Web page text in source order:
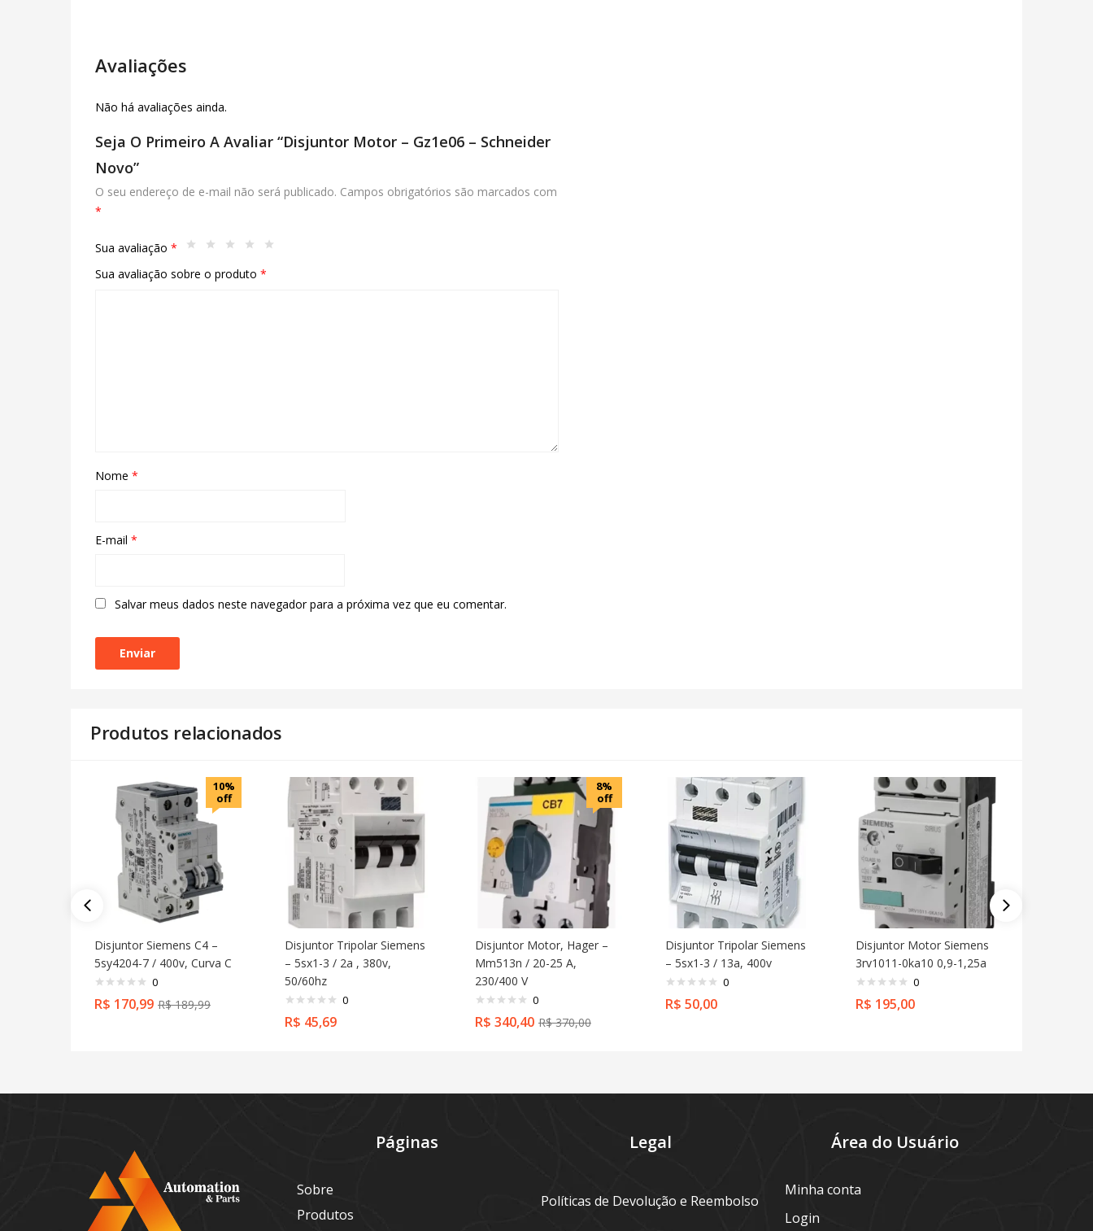
Avaliações
Não há avaliações ainda.
Seja O Primeiro A Avaliar “Disjuntor Motor – Gz1e06 – Schneider
Novo”
O seu endereço de e-mail não será publicado. Campos obrigatórios são marcados com
*
Sua avaliação *
Sua avaliação sobre o produto *
Nome *
E-mail *
Salvar meus dados neste navegador para a próxima vez que eu comentar.
Produtos relacionados
10%
off
Disjuntor Siemens C4 –
5sy4204-7 / 400v, Curva C
0
R$ 170,99 R$189,99
Disjuntor Tripolar Siemens
– 5sx1-3 / 2a , 380v,
50/60hz
0
R$ 45,69
8%
off
Disjuntor Motor, Hager –
Mm513n / 20-25 A,
230/400 V
0
R$ 340,40 R$370,00
Disjuntor Tripolar Siemens
– 5sx1-3 / 13a, 400v
0
R$ 50,00
Disjuntor Motor Siemens
3rv1011-0ka10 0,9-1,25a
0
R$ 195,00
Páginas
Sobre
Produtos
Legal
Políticas de Devolução e Reembolso
Área do Usuário
Minha conta
Login